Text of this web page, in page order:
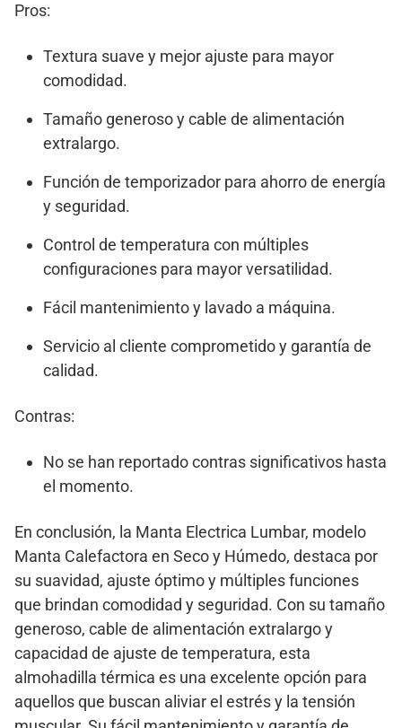
Pros:
Textura suave y mejor ajuste para mayor
comodidad.
Tamaño generoso y cable de alimentación
extralargo.
Función de temporizador para ahorro de energía
y seguridad.
Control de temperatura con múltiples
configuraciones para mayor versatilidad.
Fácil mantenimiento y lavado a máquina.
Servicio al cliente comprometido y garantía de
calidad.
Contras:
No se han reportado contras significativos hasta
el momento.
En conclusión, la Manta Electrica Lumbar, modelo
Manta Calefactora en Seco y Húmedo, destaca por
su suavidad, ajuste óptimo y múltiples funciones
que brindan comodidad y seguridad. Con su tamaño
generoso, cable de alimentación extralargo y
capacidad de ajuste de temperatura, esta
almohadilla térmica es una excelente opción para
aquellos que buscan aliviar el estrés y la tensión